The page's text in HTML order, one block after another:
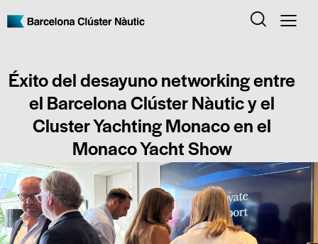
Éxito del desayuno networking entre
el Barcelona Clúster Nàutic y el
Cluster Yachting Monaco en el
Monaco Yacht Show